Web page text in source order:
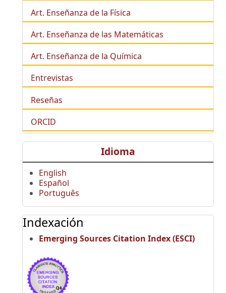
Art. Enseñanza de la Física
Art. Enseñanza de las Matemáticas
Art. Enseñanza de la Química
Entrevistas
Reseñas
ORCID
Idioma
English
Español
Português
Indexación
Emerging Sources Citation Index (ESCI)